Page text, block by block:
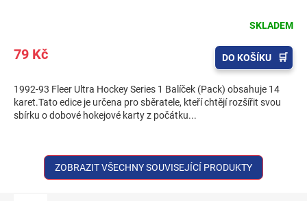
SKLADEM
79 Kč DO KOŠÍKU
1992-93 Fleer Ultra Hockey Series 1 Balíček (Pack) obsahuje 14
karet.Tato edice je určena pro sběratele, kteří chtějí rozšířit svou
sbírku o dobové hokejové karty z počátku...
ZOBRAZIT VŠECHNY SOUVISEJÍCÍ PRODUKTY